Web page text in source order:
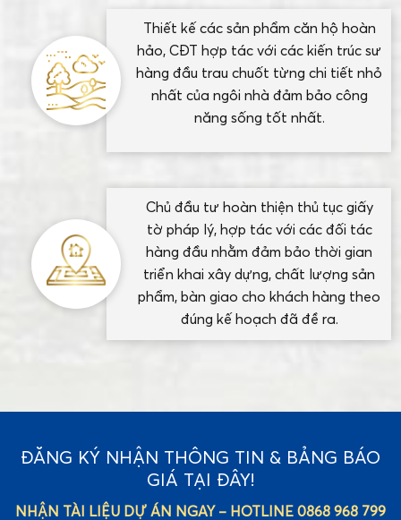
Thiết kế các sản phẩm căn hộ hoàn
hảo, CĐT hợp tác với các kiến trúc sư
hàng đầu trau chuốt từng chi tiết nhỏ
nhất của ngôi nhà đảm bảo công
năng sống tốt nhất.
Chủ đầu tư hoàn thiện thủ tục giấy
tờ pháp lý, hợp tác với các đối tác
hàng đầu nhằm đảm bảo thời gian
triển khai xây dựng, chất lượng sản
phẩm, bàn giao cho khách hàng theo
đúng kế hoạch đã đề ra.
ĐĂNG KÝ NHẬN THÔNG TIN & BẢNG BÁO
GIÁ TẠI ĐÂY!
NHẬN TÀI LIỆU DỰ ÁN NGAY – HOTLINE 0868 968 799